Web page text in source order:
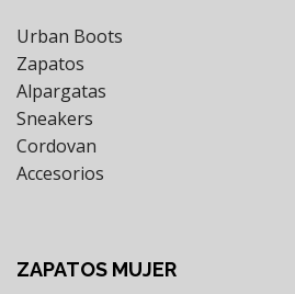
Urban Boots
Zapatos
Alpargatas
Sneakers
Cordovan
Accesorios
ZAPATOS MUJER